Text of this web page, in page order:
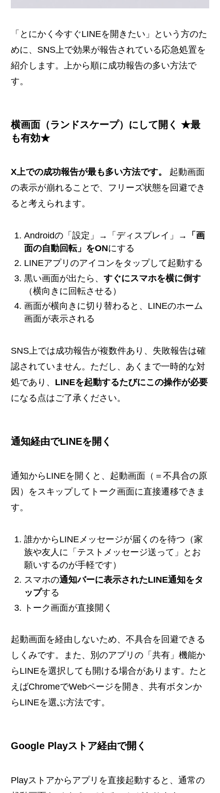
「とにかく今すぐLINEを開きたい」という方のた
めに、SNS上で効果が報告されている応急処置を
紹介します。上から順に成功報告の多い方法で
す。
横画面（ランドスケープ）にして開く ★最
も有効★
X上での成功報告が最も多い方法です。
起動画面
の表示が崩れることで、フリーズ状態を回避でき
ると考えられます。
Androidの「設定」→「ディスプレイ」→
「画
面の自動回転」をONにする
LINEアプリのアイコンをタップして起動する
黒い画面が出たら、すぐにスマホを横に倒す
（横向きに回転させる）
画面が横向きに切り替わると、LINEのホーム
画面が表示される
SNS上では成功報告が複数件あり、失敗報告は確
認されていません。ただし、あくまで一時的な対
処であり、 LINEを起動するたびにこの操作が必要
になる点はご了承ください。
通知経由でLINEを開く
通知からLINEを開くと、起動画面（＝不具合の原
因）をスキップしてトーク画面に直接遷移できま
す。
誰かからLINEメッセージが届くのを待つ（家
族や友人に「テストメッセージ送って」とお
願いするのが手軽です）
スマホの通知バーに表示されたLINE通知をタ
ップする
トーク画面が直接開く
起動画面を経由しないため、不具合を回避できる
しくみです。また、別のアプリの「共有」機能か
らLINEを選択しても開ける場合があります。たと
えばChromeでWebページを開き、共有ボタンか
らLINEを選ぶ方法です。
Google Playストア経由で開く
Playストアからアプリを直接起動すると、通常の